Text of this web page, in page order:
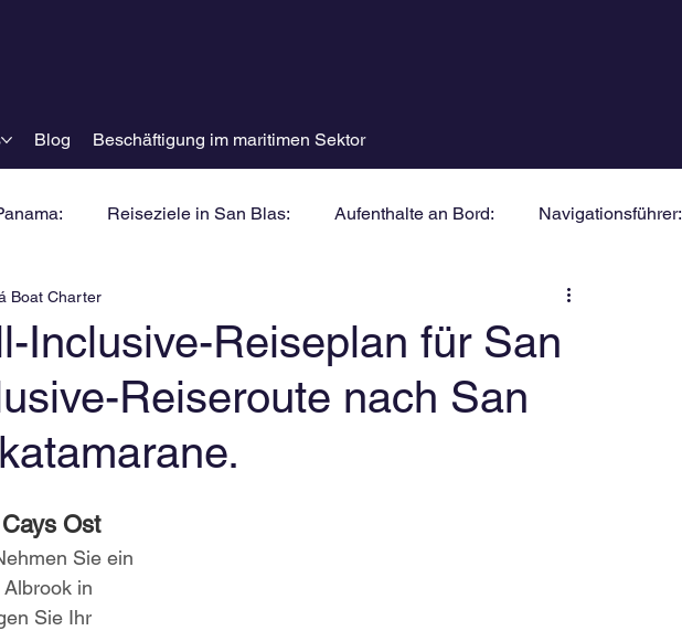
Blog Beschäftigung im maritimen Sektor
Reiseziele in San Blas: Aufenthalte an Bord: Navigationsführer:
Inclusive-Reiseplan für San
Reiseroute nach San
Boat Charter
Ost
Sie ein
in
Sie Ihr